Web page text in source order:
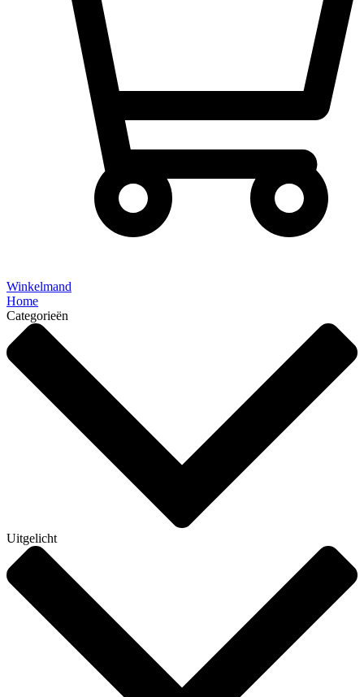
Winkelmand
Home
Categorieën
Uitgelicht